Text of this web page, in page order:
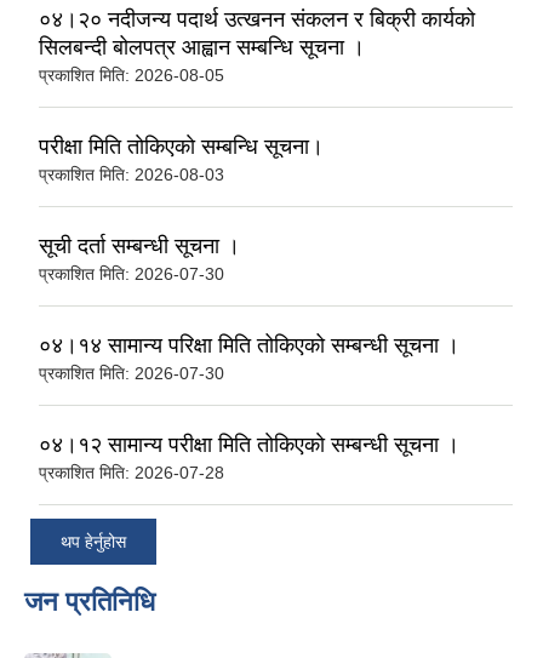
०४।२० नदीजन्य पदार्थ उत्खनन संकलन र बिक्री कार्यको
सिलबन्दी बोलपत्र आह्वान सम्बन्धि सूचना ।
प्रकाशित मिति: 2026-08-05
परीक्षा मिति ताेकिएकाे सम्बन्धि सूचना।
प्रकाशित मिति: 2026-08-03
सूची दर्ता सम्बन्धी सूचना ।
प्रकाशित मिति: 2026-07-30
०४।१४ सामान्य परिक्षा मिति तोकिएको सम्बन्धी सूचना ।
प्रकाशित मिति: 2026-07-30
०४।१२ सामान्य परीक्षा मिति ताेकिएकाे सम्बन्धी सूचना ।
प्रकाशित मिति: 2026-07-28
थप हेर्नुहोस
जन प्रतिनिधि